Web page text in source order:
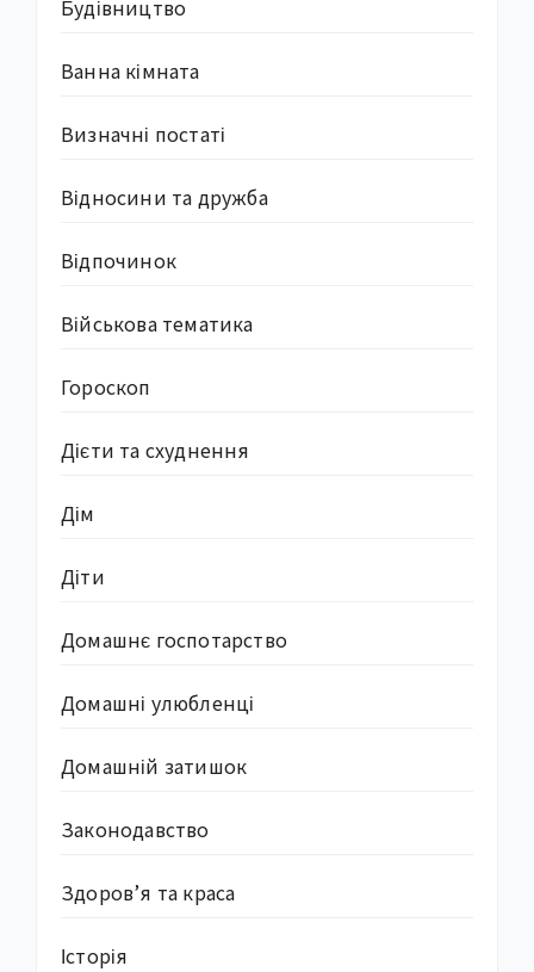
Будівництво
Ванна кімната
Визначні постаті
Відносини та дружба
Відпочинок
Військова тематика
Гороскоп
Дієти та схуднення
Дім
Діти
Домашнє госпотарство
Домашні улюбленці
Домашній затишок
Законодавство
Здоров’я та краса
Історія